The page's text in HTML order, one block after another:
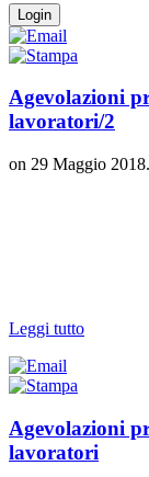
Agevolazioni
lavoratori/2
on 29 Maggio 2018.
Leggi tutto
Agevolazioni
lavoratori